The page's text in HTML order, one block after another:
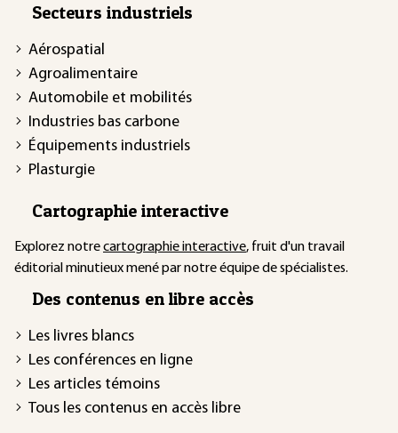
Secteurs industriels
Aérospatial
Agroalimentaire
Automobile et mobilités
Industries bas carbone
Équipements industriels
Plasturgie
Cartographie interactive
Explorez notrecartographie interactive, fruit d'un travail
éditorial minutieux mené par notre équipe de spécialistes.
Des contenus en libre accès
Les livres blancs
Les conférences en ligne
Les articles témoins
Tous les contenus en accès libre